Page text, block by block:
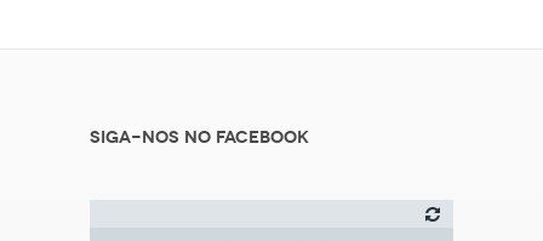
Siga-nos no Facebook